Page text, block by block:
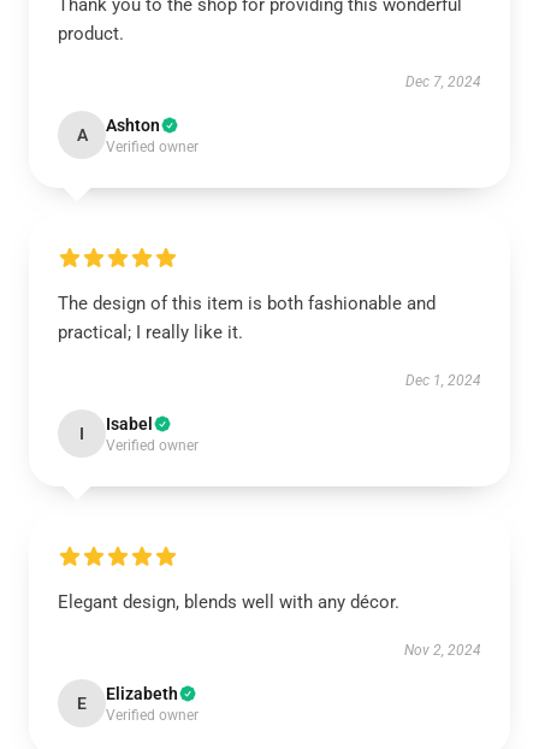
Thank you to the shop for providing this wonderful
product.
Dec 7, 2024
A Ashton
Verified owner
The design of this item is both fashionable and
practical; I really like it.
Dec 1, 2024
I Isabel
Verified owner
Elegant design, blends well with any décor.
Nov 2, 2024
E Elizabeth
Verified owner